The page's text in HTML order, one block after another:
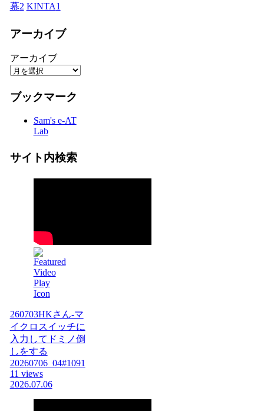
幕2 KINTA1
アーカイブ
アーカイブ
ブックマーク
Sam's e-AT
Lab
サイト内検索
260703HKさん-マ
イクロスイッチに
入力してドミノ倒
しをする
20260706_04#1091
11 views
2026.07.06